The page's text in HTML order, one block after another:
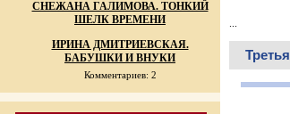
СНЕЖАНА ГАЛИМОВА. ТОНКИЙ
ШЕЛК ВРЕМЕНИ
ИРИНА ДМИТРИЕВСКАЯ.
БАБУШКИ И ВНУКИ
Комментариев: 2
...